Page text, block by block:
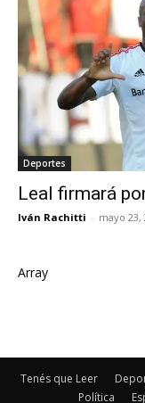
Deportes
Leal firmará
Iván Rachitti - mayo 23,
Array
Tenés que Leer
Política